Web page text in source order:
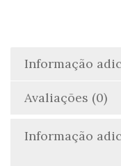
Informação
Avaliações (0)
Informação